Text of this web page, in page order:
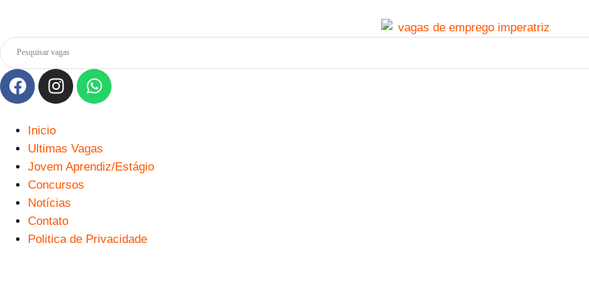
Inicio
Ultimas Vagas
Jovem Aprendiz/Estágio
Concursos
Notícias
Contato
Politica de Privacidade